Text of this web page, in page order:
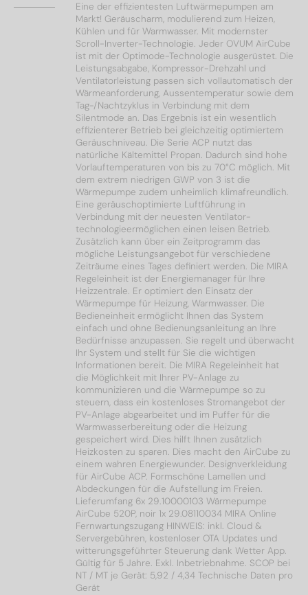
Eine der effizientesten Luftwärmepumpen am
Markt! Geräuscharm, modulierend zum Heizen,
Kühlen und für Warmwasser. Mit modernster
Scroll-Inverter-Technologie. Jeder OVUM AirCube
ist mit der Optimode-Technologie ausgerüstet. Die
Leistungsabgabe, Kompressor-Drehzahl und
Ventilatorleistung passen sich vollautomatisch der
Wärmeanforderung, Aussentemperatur sowie dem
Tag-/Nachtzyklus in Verbindung mit dem
Silentmode an. Das Ergebnis ist ein wesentlich
effizienterer Betrieb bei gleichzeitig optimiertem
Geräuschniveau. Die Serie ACP nutzt das
natürliche Kältemittel Propan. Dadurch sind hohe
Vorlauftemperaturen von bis zu 70°C möglich. Mit
dem extrem niedrigen GWP von 3 ist die
Wärmepumpe zudem unheimlich klimafreundlich.
Eine geräuschoptimierte Luftführung in
Verbindung mit der neuesten Ventilator-
technologieermöglichen einen leisen Betrieb.
Zusätzlich kann über ein Zeitprogramm das
mögliche Leistungsangebot für verschiedene
Zeiträume eines Tages definiert werden. Die MIRA
Regeleinheit ist der Energiemanager für Ihre
Heizzentrale. Er optimiert den Einsatz der
Wärmepumpe für Heizung, Warmwasser. Die
Bedieneinheit ermöglicht Ihnen das System
einfach und ohne Bedienungsanleitung an Ihre
Bedürfnisse anzupassen. Sie regelt und überwacht
Ihr System und stellt für Sie die wichtigen
Informationen bereit. Die MIRA Regeleinheit hat
die Möglichkeit mit Ihrer PV-Anlage zu
kommunizieren und die Wärmepumpe so zu
steuern, dass ein kostenloses Stromangebot der
PV-Anlage abgearbeitet und im Puffer für die
Warmwasserbereitung oder die Heizung
gespeichert wird. Dies hilft Ihnen zusätzlich
Heizkosten zu sparen. Dies macht den AirCube zu
einem wahren Energiewunder. Designverkleidung
für AirCube ACP. Formschöne Lamellen und
Abdeckungen für die Aufstellung im Freien.
Lieferumfang 6x 29.10000103 Wärmepumpe
AirCube 520P, noir 1x 29.08110034 MIRA Online
Fernwartungszugang HINWEIS: inkl. Cloud &
Servergebühren, kostenloser OTA Updates und
witterungsgeführter Steuerung dank Wetter App.
Gültig für 5 Jahre. Exkl. Inbetriebnahme. SCOP bei
NT / MT je Gerät: 5,92 / 4,34 Technische Daten pro
Gerät